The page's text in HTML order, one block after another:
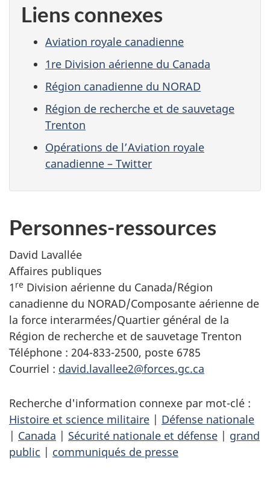
Liens connexes
Aviation royale canadienne
1re Division aérienne du Canada
Région canadienne du NORAD
Région de recherche et de sauvetage
Trenton
Opérations de l’Aviation royale
canadienne – Twitter
Personnes-ressources
David Lavallée
Affaires publiques
1 re Division aérienne du Canada/Région
canadienne du NORAD/Composante aérienne de
la force interarmées/Quartier général de la
Région de recherche et de sauvetage Trenton
Téléphone : 204-833-2500, poste 6785
Courriel : david.lavallee2@forces.gc.ca
Recherche d'information connexe par mot-clé :
Histoire et science militaire | Défense nationale
| Canada | Sécurité nationale et défense | grand
public | communiqués de presse